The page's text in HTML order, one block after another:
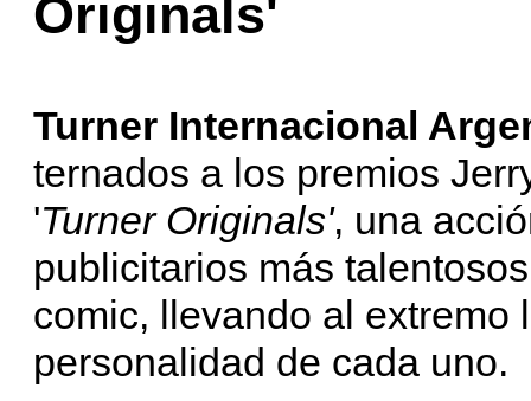
Originals'
Turner Internacional
ternados a los premios
'Turner Originals', una
publicitarios más
comic, llevando al extremo
personalidad de cada uno.